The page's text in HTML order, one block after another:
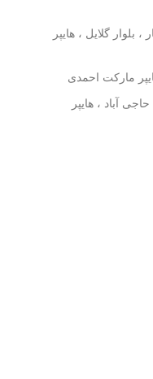
گلایل ، هایپر
حاجی آباد ، هایپر